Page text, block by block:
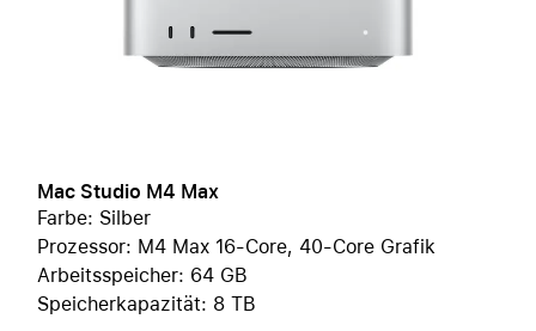
Mac Studio M4 Max
Farbe: Silber
Prozessor: M4 Max 16-Core, 40-Core Grafik
Arbeitsspeicher: 64 GB
Speicherkapazität: 8 TB